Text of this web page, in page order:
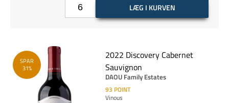
LÆG I KURVEN
SPAR
31%
2022 Discovery Cabernet
Sauvignon
DAOU Family Estates
93 POINT
Vinous